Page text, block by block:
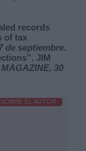
records
of tax
de septiembre.
JIM
30
SOBRE EL AUTOR